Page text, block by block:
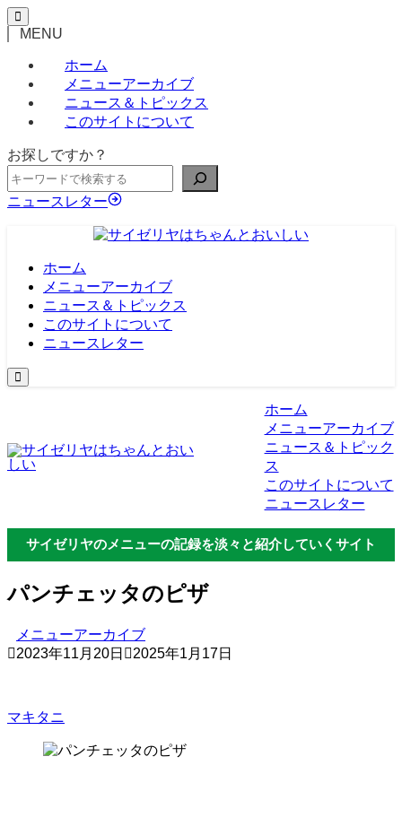
MENU
ホーム
メニューアーカイブ
ニュース＆トピックス
このサイトについて
お探しですか？
ニュースレター
ホーム
メニューアーカイブ
ニュース＆トピックス
このサイトについて
ニュースレター
ホーム
メニューアーカイブ
ニュース＆トピック
ス
このサイトについて
ニュースレター
サイゼリヤのメニューの記録を淡々と紹介していくサイト
パンチェッタのピザ
メニューアーカイブ
2023年11月20日
2025年1月17日
マキタニ